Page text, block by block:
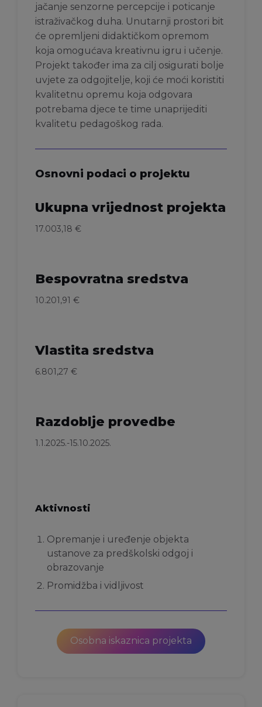
jačanje senzorne percepcije i poticanje
istraživačkog duha. Unutarnji prostori bit
će opremljeni didaktičkom opremom
koja omogućava kreativnu igru i učenje.
Projekt također ima za cilj osigurati bolje
uvjete za odgojitelje, koji će moći koristiti
kvalitetnu opremu koja odgovara
potrebama djece te time unaprijediti
kvalitetu pedagoškog rada.
Osnovni podaci o projektu
Ukupna vrijednost projekta
17.003,18 €
Bespovratna sredstva
10.201,91 €
Vlastita sredstva
6.801,27 €
Razdoblje provedbe
1.1.2025.-15.10.2025.
Aktivnosti
Opremanje i uređenje objekta
ustanove za predškolski odgoj i
obrazovanje
Promidžba i vidljivost
Osobna iskaznica projekta